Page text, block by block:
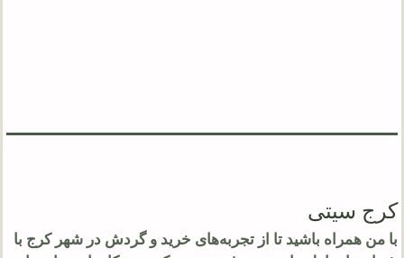
کرج سیتی
با من همراه باشید تا از تجربه‌های خرید و گردش در شهر کرج با